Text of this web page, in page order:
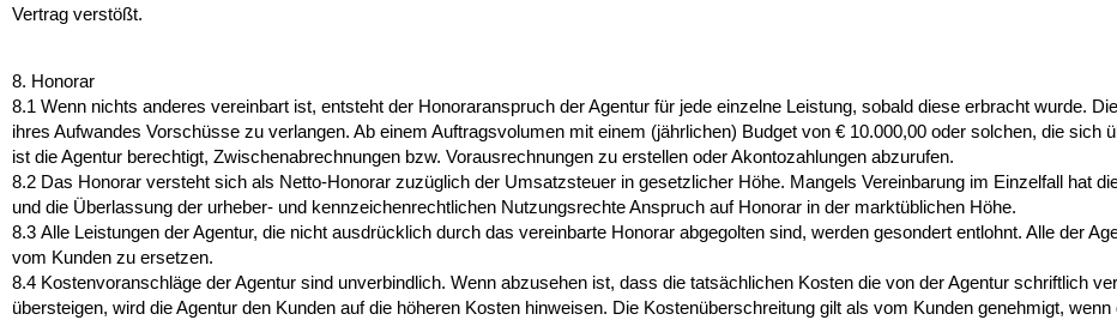
Vertrag verstößt.
8. Honorar
8.1 Wenn nichts anderes vereinbart ist, entsteht der Honoraranspruch der Agentur für jede einzelne Leistung, sobald diese erbracht wurde.
ihres Aufwandes Vorschüsse zu verlangen. Ab einem Auftragsvolumen mit einem (jährlichen) Budget von € 10.000,00 oder solchen, die sich
ist die Agentur berechtigt, Zwischenabrechnungen bzw. Vorausrechnungen zu erstellen oder Akontozahlungen abzurufen.
8.2 Das Honorar versteht sich als Netto-Honorar zuzüglich der Umsatzsteuer in gesetzlicher Höhe. Mangels Vereinbarung im Einzelfall hat
und die Überlassung der urheber- und kennzeichenrechtlichen Nutzungsrechte Anspruch auf Honorar in der marktüblichen Höhe.
8.3 Alle Leistungen der Agentur, die nicht ausdrücklich durch das vereinbarte Honorar abgegolten sind, werden gesondert entlohnt. Alle der
vom Kunden zu ersetzen.
8.4 Kostenvoranschläge der Agentur sind unverbindlich. Wenn abzusehen ist, dass die tatsächlichen Kosten die von der Agentur schriftlich
übersteigen, wird die Agentur den Kunden auf die höheren Kosten hinweisen. Die Kostenüberschreitung gilt als vom Kunden genehmigt,